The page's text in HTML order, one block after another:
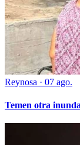
Reynosa · 07 ago.
Temen otra